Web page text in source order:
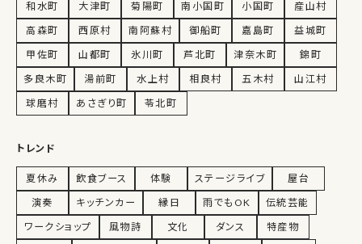
和水町
大津町 菊陽町 南小国町 小国町
産山村
高森町
西原村 南阿蘇村 御船町 嘉島町
益城町
甲佐町
山都町 氷川町 芦北町 津奈木町
錦町
多良木町
湯前町 水上村 相良村 五木村
山江村
球磨村
あさぎり町 苓北町
トレンド
夏休み 飲食ブース 体験 ステージライブ
屋台
演奏
キッチンカー 縁日 雨でもOK
伝統芸能
ワークショップ
風物詩 文化 ダンス 特産物